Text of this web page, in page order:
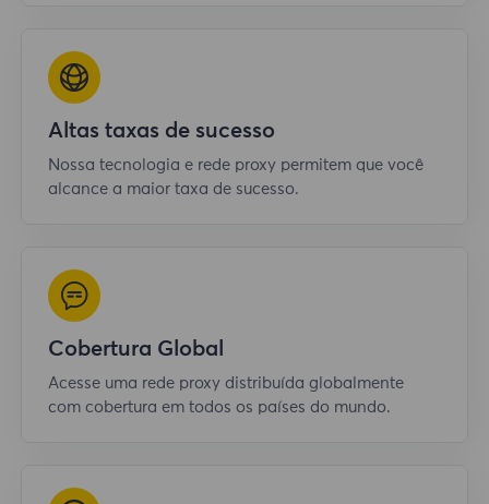
Altas taxas de sucesso
Nossa tecnologia e rede proxy permitem que você
alcance a maior taxa de sucesso.
Cobertura Global
Acesse uma rede proxy distribuída globalmente
com cobertura em todos os países do mundo.